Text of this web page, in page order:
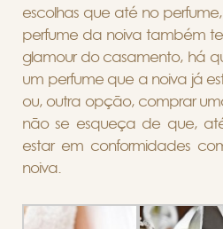
escolhas que até no
perfume da noiva também
glamour do casamento, há
um perfume que a noiva já
ou, outra opção, comprar
não se esqueça de que,
estar em conformidades
noiva.